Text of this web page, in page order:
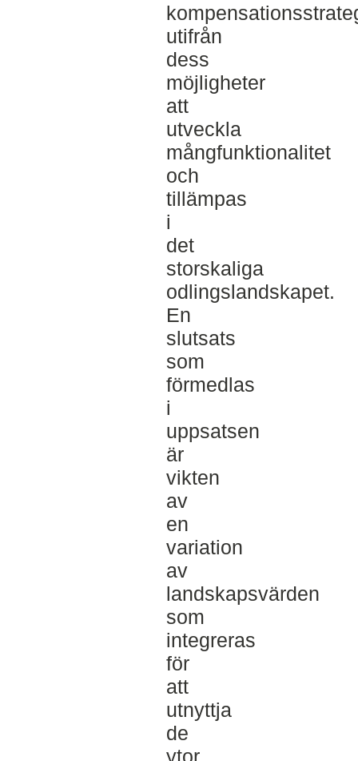
utifrån
dess
möjligheter
att
utveckla
mångfunktionalitet
och
tillämpas
i
det
storskaliga
odlingslandskapet.
En
slutsats
som
förmedlas
i
uppsatsen
är
vikten
av
en
variation
av
landskapsvärden
som
integreras
för
att
utnyttja
de
ytor